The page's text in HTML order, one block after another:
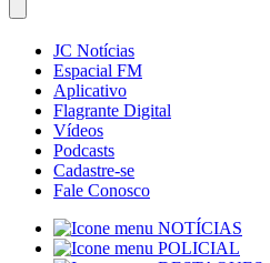
JC Notícias
Espacial FM
Aplicativo
Flagrante Digital
Vídeos
Podcasts
Cadastre-se
Fale Conosco
NOTÍCIAS
POLICIAL